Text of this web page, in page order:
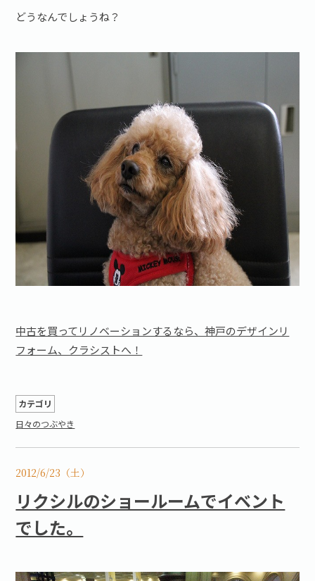
どうなんでしょうね？
中古を買ってリノベーションするなら、神戸のデザインリ
フォーム、クラシストへ！
カテゴリ
日々のつぶやき
2012/6/23（土）
リクシルのショールームでイベント
でした。